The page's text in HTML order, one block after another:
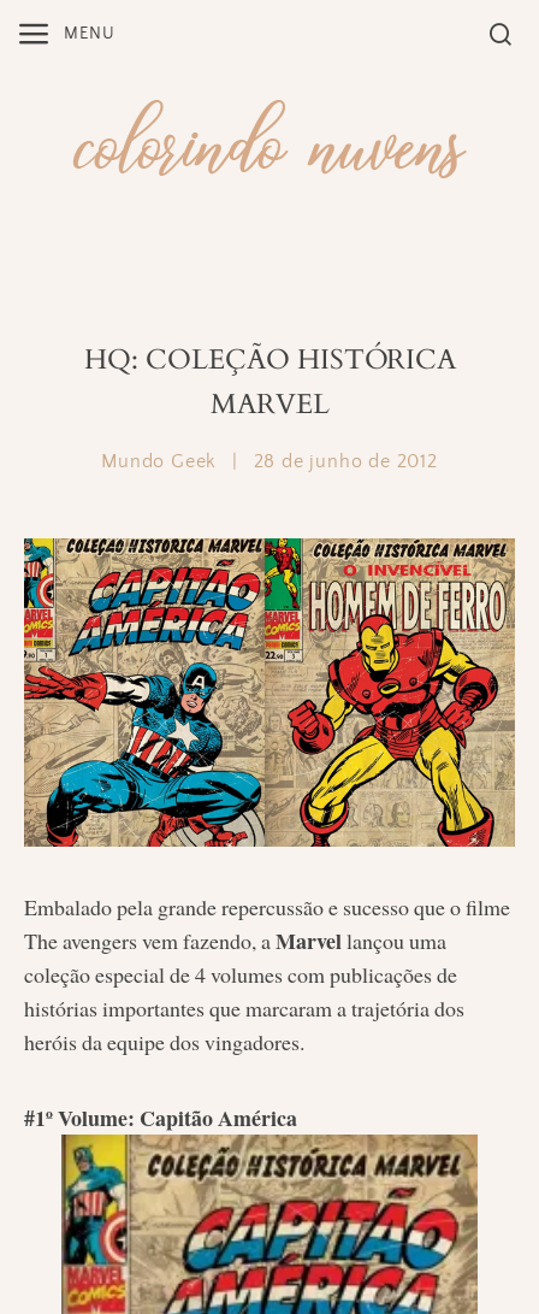
MENU
HQ: COLEÇÃO HISTÓRICA
MARVEL
Mundo Geek 28 de junho de 2012
Embalado pela grande repercussão e sucesso que o filme
The avengers vem fazendo, aMarvellançou uma
coleção especial de 4 volumes com publicações de
histórias importantes que marcaram a trajetória dos
heróis da equipe dos vingadores.
#1º Volume: Capitão América